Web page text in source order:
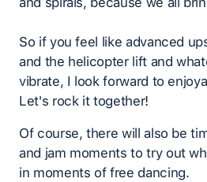
So if you feel like advanced
and the helicopter lift and
vibrate, I look forward to
Let's rock it together!
Of course, there will also be
and jam moments to try out
in moments of free dancing.